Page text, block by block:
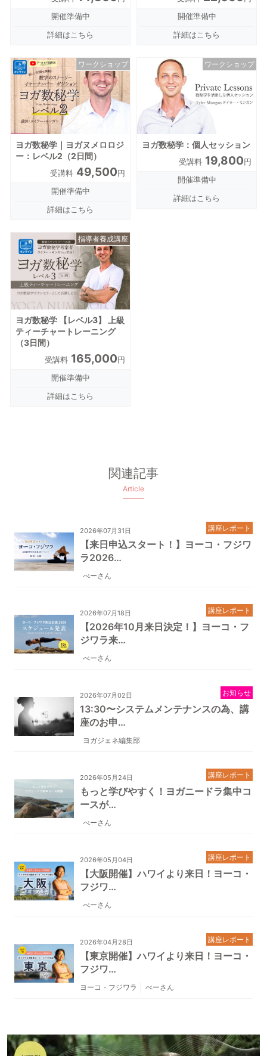
開催準備中
詳細はこちら
開催準備中
詳細はこちら
ヨガ数秘学｜ヨガヌメロロジ
ー：レベル2（2日間）
受講料 49,500円
開催準備中
詳細はこちら
ワークショップ
ヨガ数秘学：個人セッション
受講料 19,800円
開催準備中
詳細はこちら
ワークショップ
ヨガ数秘学 【レベル3】 上級
ティーチャートレーニング
（3日間）
受講料 165,000円
開催準備中
詳細はこちら
指導者養成講座
関連記事
Article
2026年07月31日
【来日申込スタート！】ヨーコ・フジワ
ラ2026…
べーさん
講座レポート
2026年07月18日
【2026年10月来日決定！】ヨーコ・フ
ジワラ来…
べーさん
講座レポート
2026年07月02日
13:30〜システムメンテナンスの為、講
座のお申…
ヨガジェネ編集部
お知らせ
2026年05月24日
もっと学びやすく！ヨガニードラ集中コ
ースが…
べーさん
講座レポート
2026年05月04日
【大阪開催】ハワイより来日！ヨーコ・
フジワ…
べーさん
講座レポート
2026年04月28日
【東京開催】ハワイより来日！ヨーコ・
フジワ…
ヨーコ・フジワラ べーさん
講座レポート